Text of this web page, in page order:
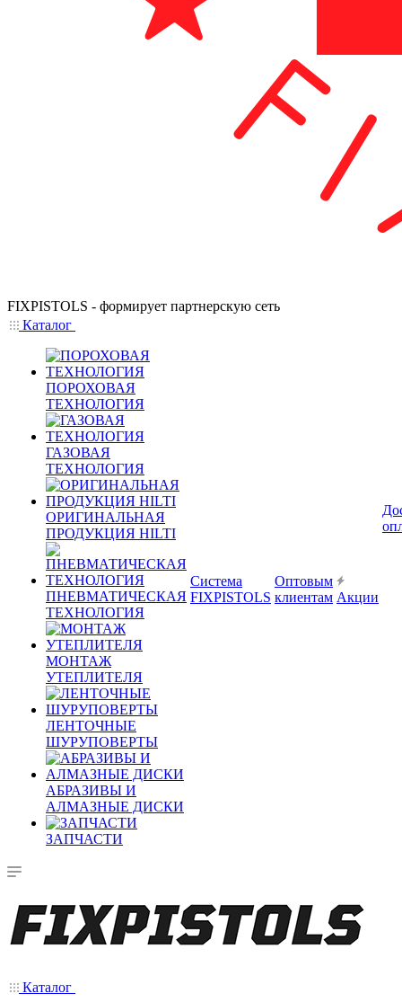
FIXPISTOLS - формирует партнерскую сеть
Каталог
ПОРОХОВАЯ
ТЕХНОЛОГИЯ
ГАЗОВАЯ
ТЕХНОЛОГИЯ
ОРИГИНАЛЬНАЯ
ПРОДУКЦИЯ HILTI
ПНЕВМАТИЧЕСКАЯ
ТЕХНОЛОГИЯ
МОНТАЖ
УТЕПЛИТЕЛЯ
ЛЕНТОЧНЫЕ
ШУРУПОВЕРТЫ
АБРАЗИВЫ И
АЛМАЗНЫЕ ДИСКИ
ЗАПЧАСТИ
Система
FIXPISTOLS
Оптовым
клиентам Акции
Каталог